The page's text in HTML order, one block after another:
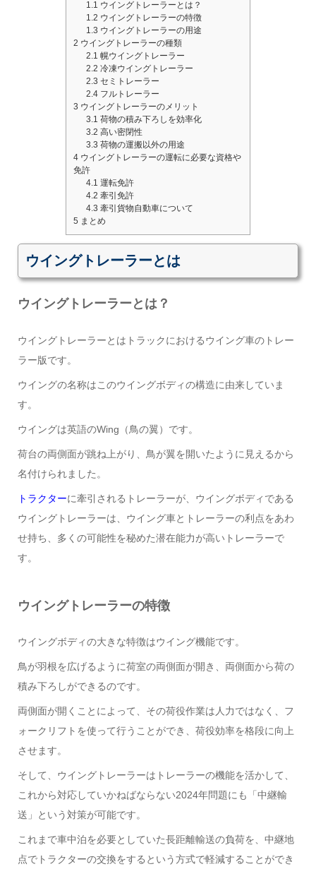
1.1 ウイングトレーラーとは？
1.2 ウイングトレーラーの特徴
1.3 ウイングトレーラーの用途
2 ウイングトレーラーの種類
2.1 幌ウイングトレーラー
2.2 冷凍ウイングトレーラー
2.3 セミトレーラー
2.4 フルトレーラー
3 ウイングトレーラーのメリット
3.1 荷物の積み下ろしを効率化
3.2 高い密閉性
3.3 荷物の運搬以外の用途
4 ウイングトレーラーの運転に必要な資格や
免許
4.1 運転免許
4.2 牽引免許
4.3 牽引貨物自動車について
5 まとめ
ウイングトレーラーとは
ウイングトレーラーとは？
ウイングトレーラーとはトラックにおけるウイング車のトレー
ラー版です。
ウイングの名称はこのウイングボディの構造に由来していま
す。
ウイングは英語のWing（鳥の翼）です。
荷台の両側面が跳ね上がり、鳥が翼を開いたように見えるから
名付けられました。
トラクターに牽引されるトレーラーが、ウイングボディである
ウイングトレーラーは、ウイング車とトレーラーの利点をあわ
せ持ち、多くの可能性を秘めた潜在能力が高いトレーラーで
す。
ウイングトレーラーの特徴
ウイングボディの大きな特徴はウイング機能です。
鳥が羽根を広げるように荷室の両側面が開き、両側面から荷の
積み下ろしができるのです。
両側面が開くことによって、その荷役作業は人力ではなく、フ
ォークリフトを使って行うことができ、荷役効率を格段に向上
させます。
そして、ウイングトレーラーはトレーラーの機能を活かして、
これから対応していかねばならない2024年問題にも「中継輸
送」という対策が可能です。
これまで車中泊を必要としていた長距離輸送の負荷を、中継地
点でトラクターの交換をするという方式で軽減することができ